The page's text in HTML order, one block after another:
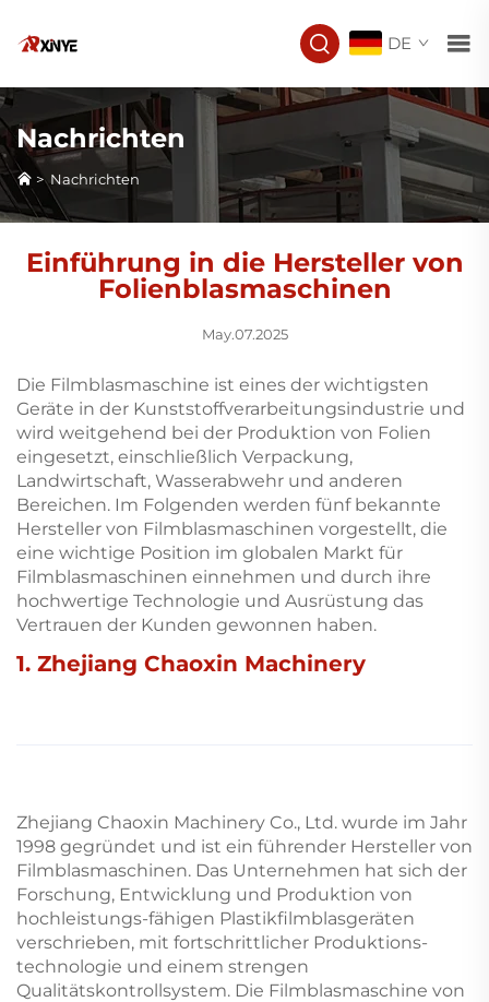
DE
Nachrichten
> Nachrichten
Einführung in die Hersteller von
Folienblasmaschinen
May.07.2025
Die Filmblasmaschine ist eines der wichtigsten
Geräte in der Kunststoffverarbeitungsindustrie und
wird weitgehend bei der Produktion von Folien
eingesetzt, einschließlich Verpackung,
Landwirtschaft, Wasserabwehr und anderen
Bereichen. Im Folgenden werden fünf bekannte
Hersteller von Filmblasmaschinen vorgestellt, die
eine wichtige Position im globalen Markt für
Filmblasmaschinen einnehmen und durch ihre
hochwertige Technologie und Ausrüstung das
Vertrauen der Kunden gewonnen haben.
1. Zhejiang Chaoxin Machinery
Zhejiang Chaoxin Machinery Co., Ltd. wurde im Jahr
1998 gegründet und ist ein führender Hersteller von
Filmblasmaschinen. Das Unternehmen hat sich der
Forschung, Entwicklung und Produktion von
hochleistungs-fähigen Plastikfilmblasgeräten
verschrieben, mit fortschrittlicher Produktions-
technologie und einem strengen
Qualitätskontrollsystem. Die Filmblasmaschine von